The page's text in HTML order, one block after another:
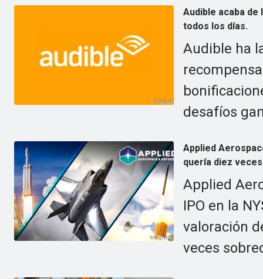
Audible acaba
todos los días.
Audible ha
desafíos
Applied
quería diez
Applied
IPO en la
valoración
veces